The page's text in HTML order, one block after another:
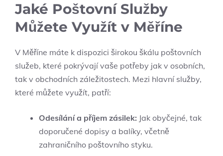
Jaké Poštovní Služby
Můžete Využít v Měříne
V Měříne máte k dispozici širokou škálu poštovních
služeb, které pokrývají vaše potřeby jak v osobních,
tak v obchodních záležitostech. Mezi hlavní služby,
které můžete využít, patří:
Odesílání a příjem zásilek: Jak obyčejné, tak
doporučené dopisy a balíky, včetně
zahraničního poštovního styku.